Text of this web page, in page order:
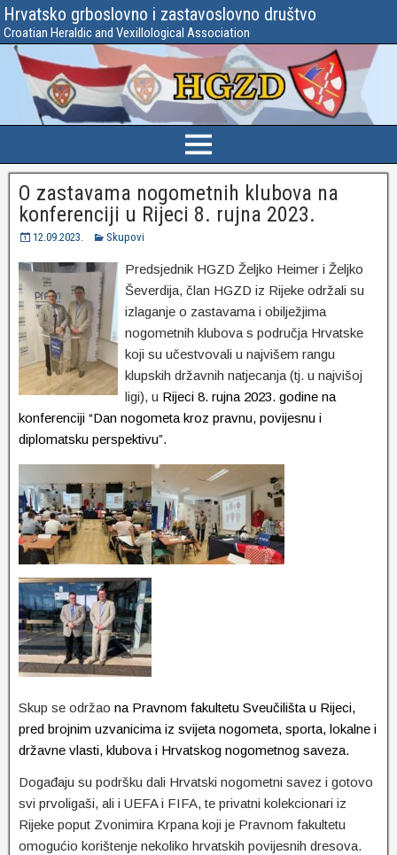
Hrvatsko grboslovno i zastavoslovno društvo
Croatian Heraldic and Vexillological Association
O zastavama nogometnih klubova na
konferenciji u Rijeci 8. rujna 2023.
12.09.2023. Skupovi
Predsjednik HGZD Željko Heimer i Željko
Ševerdija, član HGZD iz Rijeke održali su
izlaganje o zastavama i obilježjima
nogometnih klubova s područja Hrvatske
koji su učestvovali u najvišem rangu
klupskih državnih natjecanja (tj. u najvišoj
ligi), u Rijeci 8. rujna 2023. godine na
konferenciji “Dan nogometa kroz pravnu, povijesnu i
diplomatsku perspektivu”.
Skup se održao na Pravnom fakultetu Sveučilišta u Rijeci,
pred brojnim uzvanicima iz svijeta nogometa, sporta, lokalne i
državne vlasti, klubova i Hrvatskog nogometnog saveza.
Događaju su podršku dali Hrvatski nogometni savez i gotovo
svi prvoligaši, ali i UEFA i FIFA, te privatni kolekcionari iz
Rijeke poput Zvonimira Krpana koji je Pravnom fakultetu
omogućio korištenje nekoliko hrvatskih povijesnih dresova.